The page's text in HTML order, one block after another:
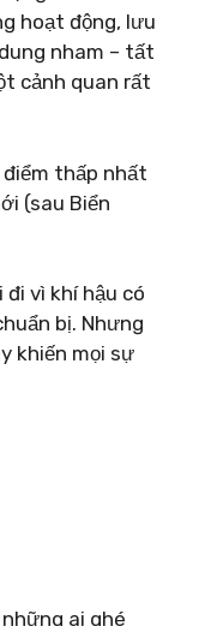
hoạt động, lưu
nham – tất
cảnh quan rất
thấp nhất
(sau Biển
vì khí hậu có
bị. Nhưng
khiến mọi sự
ai ghé